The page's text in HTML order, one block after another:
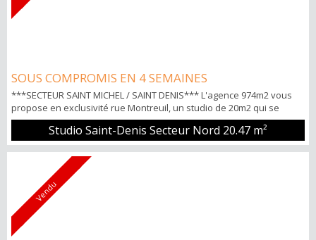
SOUS COMPROMIS EN 4 SEMAINES
***SECTEUR SAINT MICHEL / SAINT DENIS*** L'agence 974m2 vous
propose en exclusivité rue Montreuil, un studio de 20m2 qui se
compose de: Pièce à vivre climatisée donnant sur une véranda
sans vis-à-vis, un coin cuisine, une salle d'eau avec WC. Idéal 1er
achat ou investisseur (Appartement non occupé) POINTS FORTS -
Petite copropriété et securisé-Ascenseur -Emplacement parking en
sous sol Po...
Studio Saint-Denis Secteur Nord 20.47 m²
Vendu